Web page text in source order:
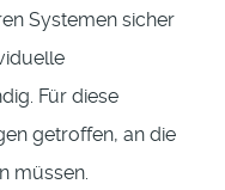
Systemen sicher
Für diese
getroffen, an die
müssen.